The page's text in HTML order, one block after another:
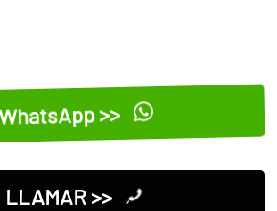
>>
LLAMAR >>